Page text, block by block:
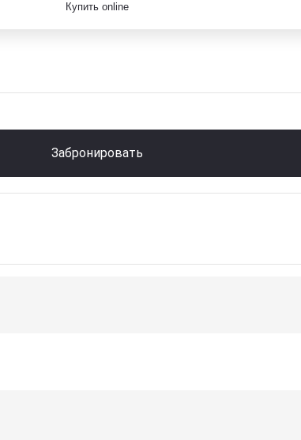
Купить online
Забронировать